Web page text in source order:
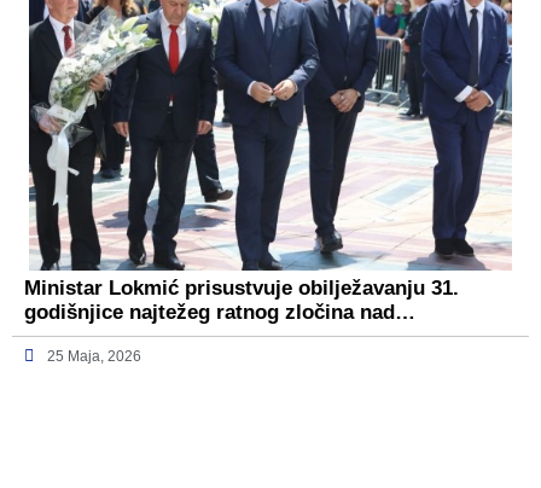
Ministar Lokmić prisustvuje obilježavanju 31.
godišnjice najtežeg ratnog zločina nad…
25 Maja, 2026